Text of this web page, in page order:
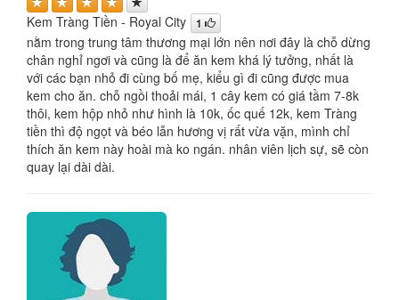
Kem Tràng Tiền - Royal City 1
nằm trong trung tâm thương mại lớn nên nơi đây là chỗ dừng
chân nghỉ ngơi và cũng là để ăn kem khá lý tưởng, nhất là
với các bạn nhỏ đi cùng bố mẹ, kiểu gì đi cũng được mua
kem cho ăn. chỗ ngồi thoải mái, 1 cây kem có giá tầm 7-8k
thôi, kem hộp nhỏ như hình là 10k, ốc quế 12k, kem Tràng
tiền thì độ ngọt và béo lẫn hương vị rất vừa vặn, mình chỉ
thích ăn kem này hoài mà ko ngán. nhân viên lịch sự, sẽ còn
quay lại dài dài.